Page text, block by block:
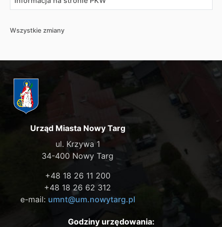
Wszystkie zmiany
Urząd Miasta Nowy Targ
ul. Krzywa 1
34-400 Nowy Targ
+48 18 26 11 200
+48 18 26 62 312
e-mail: umnt@um.nowytarg.pl
Godziny urzędowania: